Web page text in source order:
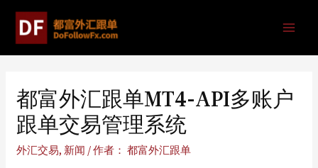
都富外汇跟单MT4-API多账户
跟单交易管理系统
外汇交易, 新闻 / 作者： 都富外汇跟单